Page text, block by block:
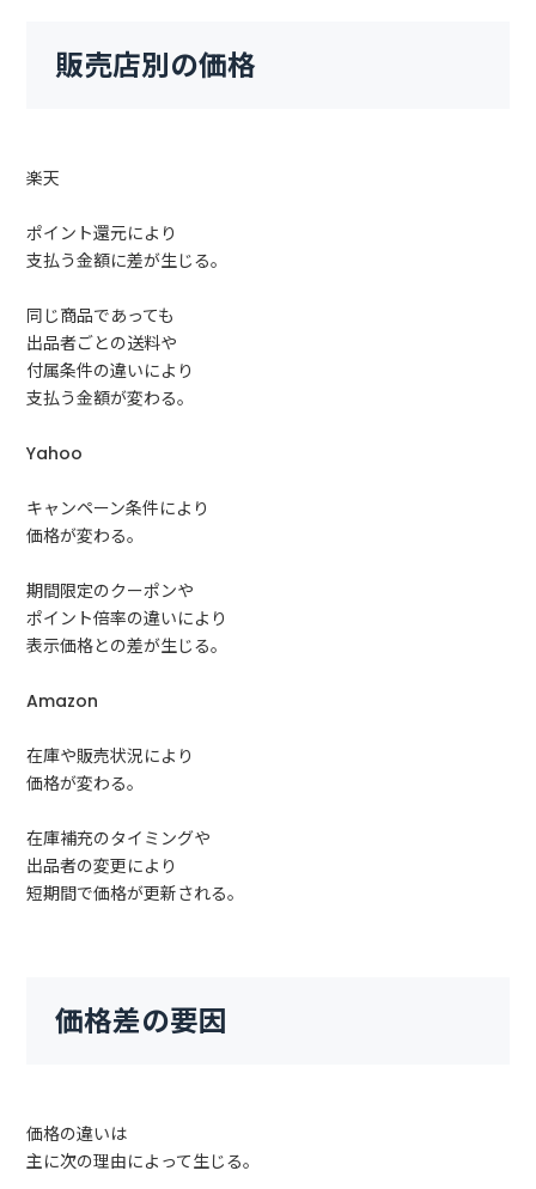
販売店別の価格
楽天
ポイント還元により
支払う金額に差が生じる。
同じ商品であっても
出品者ごとの送料や
付属条件の違いにより
支払う金額が変わる。
Yahoo
キャンペーン条件により
価格が変わる。
期間限定のクーポンや
ポイント倍率の違いにより
表示価格との差が生じる。
Amazon
在庫や販売状況により
価格が変わる。
在庫補充のタイミングや
出品者の変更により
短期間で価格が更新される。
価格差の要因
価格の違いは
主に次の理由によって生じる。